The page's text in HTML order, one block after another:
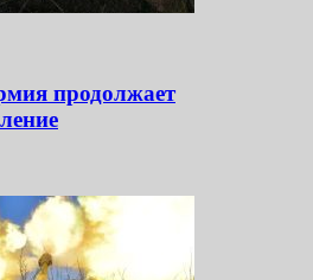
продолжает